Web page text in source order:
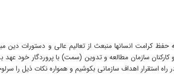
حفظ کرامت انسانها منبعث از تعالیم عالی و دستورات
کارکنان سازمان مطالعه و تدوین (سمت) با پروردگار خود
راه استقرار اهداف سازمانی بکوشیم و همواره نکات ذیل را